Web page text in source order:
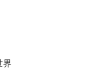
界